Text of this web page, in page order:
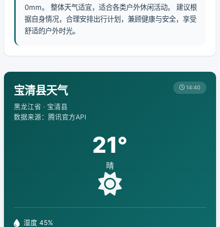
0mm。 整体天气适宜，适合各类户外休闲活动。 建议根
据自身情况，合理安排出行计划，兼顾健康与安全，享受
舒适的户外时光。
宝清县天气
黑龙江省 · 宝清县
数据来源：腾讯官方API
14:40
21°
晴
湿度 45%